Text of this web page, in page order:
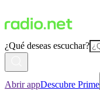
¿Qué deseas escuchar?
Abrir appDescubre Prime